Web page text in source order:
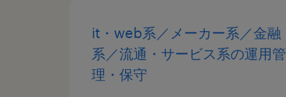
it・web系／メーカー系／金融
系／流通・サービス系の運用管
理・保守